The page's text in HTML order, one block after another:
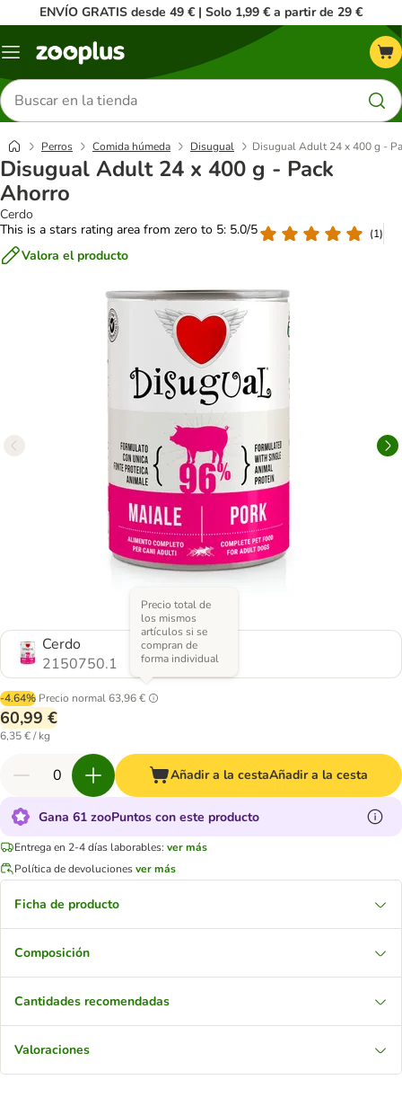
ENVÍO GRATIS desde 49 € | Solo 1,99 € a partir de 29 €
Menú
Buscar
productos
Perros Comida húmeda Disugual Disugual Adult 24 x 400 g -
Disugual Adult 24 x 400 g - Pack
Ahorro
Cerdo
This is a stars rating area from zero to 5: 5.0/5
(1)
Valora el producto
Cerdo
2150750.1
-4.64% Precio normal63,96 €
Precio total de
los mismos
artículos si se
compran de
forma individual
60,99 €
6,35 € / kg
Añadir a la cestaAñadir a la cesta
Gana 61 zooPuntos con este producto
Entrega en 2-4 días laborables: ver más
Política de devolucionesver más
Ficha de producto
Composición
Cantidades recomendadas
Valoraciones